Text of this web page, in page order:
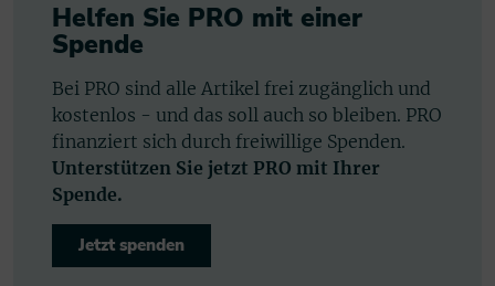
Helfen Sie PRO mit einer
Spende
Bei PRO sind alle Artikel frei zugänglich und
kostenlos - und das soll auch so bleiben. PRO
finanziert sich durch freiwillige Spenden.
Unterstützen Sie jetzt PRO mit Ihrer
Spende.
Jetzt spenden